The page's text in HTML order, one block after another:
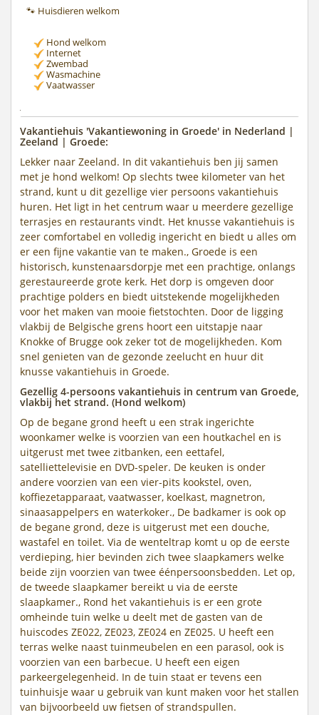
🐾 Huisdieren welkom
Hond welkom
Internet
Zwembad
Wasmachine
Vaatwasser
Vakantiehuis 'Vakantiewoning in Groede' in Nederland |
Zeeland | Groede:
Lekker naar Zeeland. In dit vakantiehuis ben jij samen
met je hond welkom! Op slechts twee kilometer van het
strand, kunt u dit gezellige vier persoons vakantiehuis
huren. Het ligt in het centrum waar u meerdere gezellige
terrasjes en restaurants vindt. Het knusse vakantiehuis is
zeer comfortabel en volledig ingericht en biedt u alles om
er een fijne vakantie van te maken., Groede is een
historisch, kunstenaarsdorpje met een prachtige, onlangs
gerestaureerde grote kerk. Het dorp is omgeven door
prachtige polders en biedt uitstekende mogelijkheden
voor het maken van mooie fietstochten. Door de ligging
vlakbij de Belgische grens hoort een uitstapje naar
Knokke of Brugge ook zeker tot de mogelijkheden. Kom
snel genieten van de gezonde zeelucht en huur dit
knusse vakantiehuis in Groede.
Gezellig 4-persoons vakantiehuis in centrum van Groede,
vlakbij het strand. (Hond welkom)
Op de begane grond heeft u een strak ingerichte
woonkamer welke is voorzien van een houtkachel en is
uitgerust met twee zitbanken, een eettafel,
satelliettelevisie en DVD-speler. De keuken is onder
andere voorzien van een vier-pits kookstel, oven,
koffiezetapparaat, vaatwasser, koelkast, magnetron,
sinaasappelpers en waterkoker., De badkamer is ook op
de begane grond, deze is uitgerust met een douche,
wastafel en toilet. Via de wenteltrap komt u op de eerste
verdieping, hier bevinden zich twee slaapkamers welke
beide zijn voorzien van twee éénpersoonsbedden. Let op,
de tweede slaapkamer bereikt u via de eerste
slaapkamer., Rond het vakantiehuis is er een grote
omheinde tuin welke u deelt met de gasten van de
huiscodes ZE022, ZE023, ZE024 en ZE025. U heeft een
terras welke naast tuinmeubelen en een parasol, ook is
voorzien van een barbecue. U heeft een eigen
parkeergelegenheid. In de tuin staat er tevens een
tuinhuisje waar u gebruik van kunt maken voor het stallen
van bijvoorbeeld uw fietsen of strandspullen.